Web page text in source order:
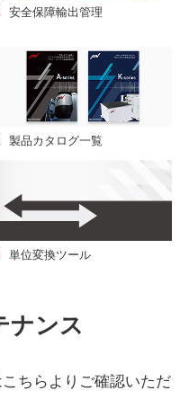
安全保障輸出管理
製品カタログ一覧
単位変換ツール
ナンス
ちらよりご確認いただ